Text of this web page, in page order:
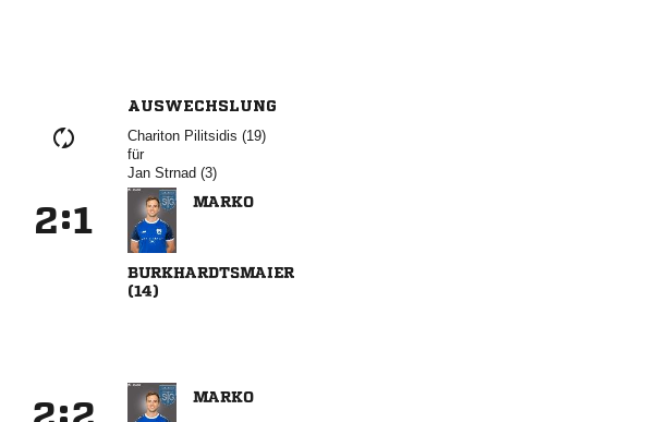
AUSWECHSLUNG
  
für
  
: 


: 